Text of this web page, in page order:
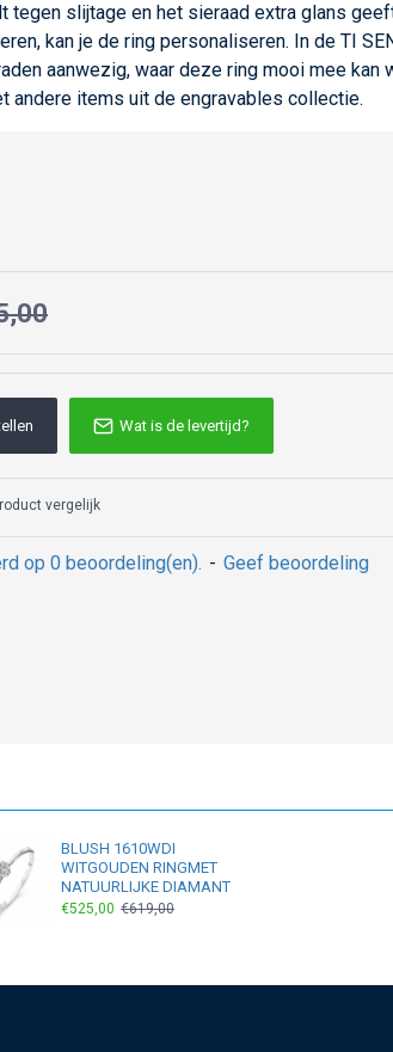
tegen slijtage en het sieraad extra glans
kan je de ring personaliseren. In de TI
aanwezig, waar deze ring mooi mee kan
andere items uit de engravables collectie.
op 0 beoordeling(en). - Geef beoordeling
Wat is de levertijd?
vergelijk
BLUSH 1610WDI
WITGOUDEN RINGMET
NATUURLIJKE DIAMANT
€525,00 €619,00